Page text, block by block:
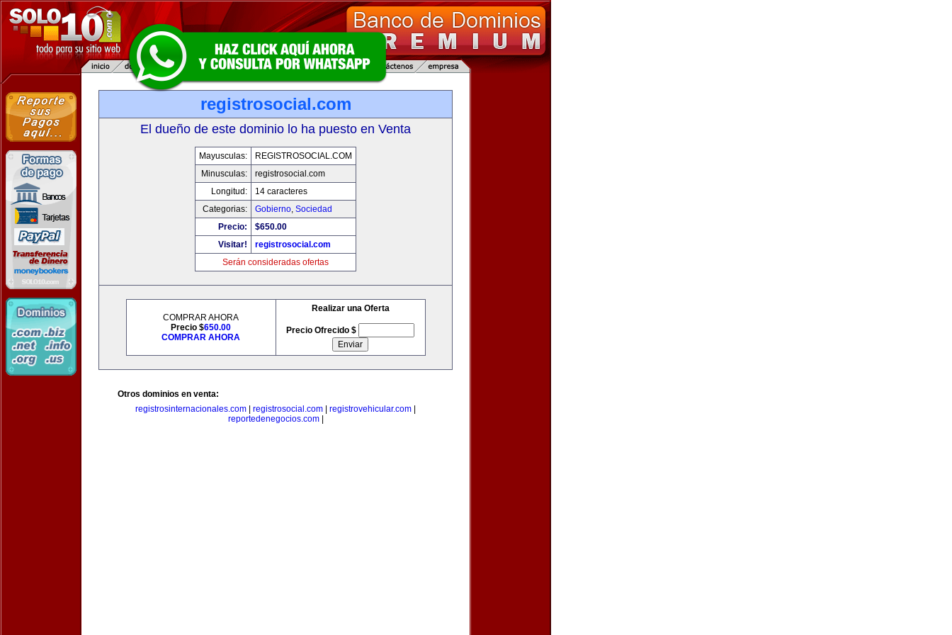
registrosocial.com
El dueño de este dominio lo ha puesto en Venta
Mayusculas:
REGISTROSOCIAL.COM
Minusculas:
registrosocial.com
Longitud:
14 caracteres
Categorias:
Gobierno, Sociedad
Precio:
$650.00
Visitar!
registrosocial.com
Serán consideradas ofertas
COMPRAR AHORA
Precio $650.00
COMPRAR AHORA
Realizar una Oferta
Precio Ofrecido $
Otros dominios en venta:
registrosinternacionales.com
registrosocial.com registrovehicular.com
reportedenegocios.com|